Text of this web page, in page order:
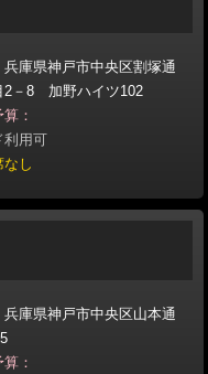
兵庫県神戸市中央区割塚通
2－8 加野ハイツ102
：
利用可
なし
兵庫県神戸市中央区山本通
：